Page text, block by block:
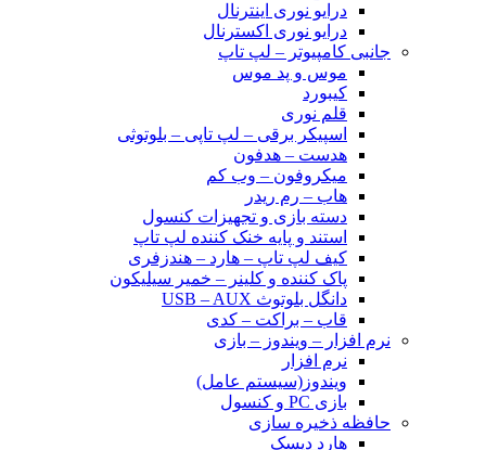
درایو نوری اینترنال
درایو نوری اکسترنال
جانبی کامپیوتر – لپ تاپ
موس و پد موس
کیبورد
قلم نوری
اسپیکر برقی – لپ تاپی – بلوتوثی
هدست – هدفون
میکروفون – وب کم
هاب – رم ریدر
دسته بازی و تجهیزات کنسول
استند و پایه خنک کننده لپ تاپ
کیف لپ تاپ – هارد – هندزفری
پاک کننده و کلینر – خمیر سیلیکون
دانگل بلوتوث USB – AUX
قاب – براکت – کدی
نرم افزار – ویندوز – بازی
نرم افزار
ویندوز(سیستم عامل)
بازی PC و کنسول
حافظه ذخیره سازی
هارد دیسک